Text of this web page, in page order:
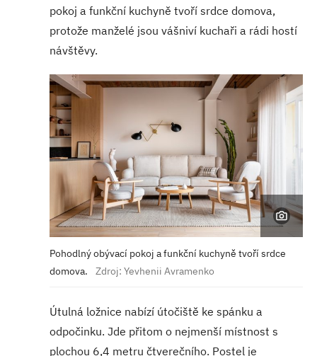
pokoj a funkční kuchyně tvoří srdce domova,
protože manželé jsou vášniví kuchaři a rádi hostí
návštěvy.
Pohodlný obývací pokoj a funkční kuchyně tvoří srdce
domova.
Zdroj: Yevhenii Avramenko
Útulná ložnice nabízí útočiště ke spánku a
odpočinku. Jde přitom o nejmenší místnost s
plochou 6,4 metru čtverečního. Postel je